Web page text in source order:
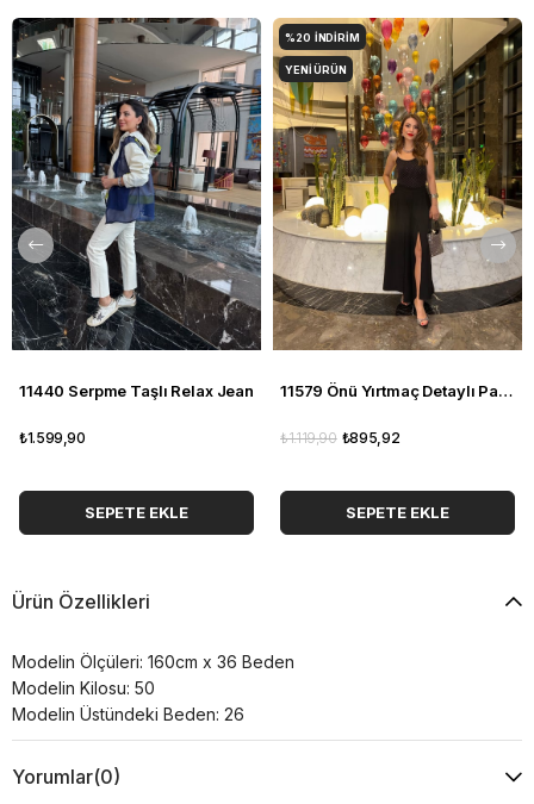
11440 Serpme Taşlı Relax Jean
₺1.599,90
SEPETE EKLE
11579 Önü Yırtmaç Detaylı Pantolon
₺895,92
₺1.119,90
SEPETE EKLE
%20 İNDIRIM
YENI ÜRÜN
Ürün Özellikleri
Modelin Ölçüleri: 160cm x 36 Beden
Modelin Kilosu: 50
Modelin Üstündeki Beden: 26
Yorumlar(0)